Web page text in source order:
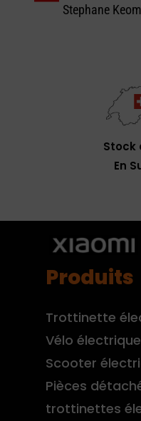
Stephane
Stock
En
Produits
Trottinette
Vélo électrique
Scooter
Pièces
trottinettes